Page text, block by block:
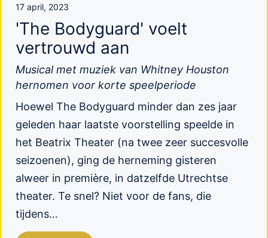
17 april, 2023
'The Bodyguard' voelt
vertrouwd aan
Musical met muziek van Whitney Houston
hernomen voor korte speelperiode
Hoewel The Bodyguard minder dan zes jaar
geleden haar laatste voorstelling speelde in
het Beatrix Theater (na twee zeer succesvolle
seizoenen), ging de herneming gisteren
alweer in première, in datzelfde Utrechtse
theater. Te snel? Niet voor de fans, die
tijdens…